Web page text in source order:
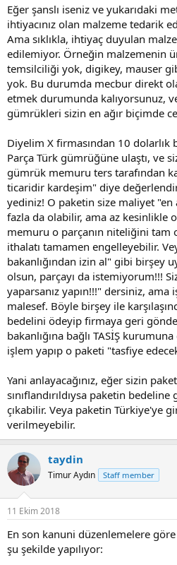
Eğer şanslı iseniz ve yukarıdaki
ihtiyacınız olan malzeme tedarik
Ama sıklıkla, ihtiyaç duyulan
edilemiyor. Örneğin malzemenin
temsilciliği yok, digikey, mauser
yok. Bu durumda mecbur direkt
etmek durumunda kalıyorsunuz,
gümrükleri sizin en ağır biçimde
Diyelim X firmasından 10 dolarlık
Parça Türk gümrüğüne ulaştı, ve
gümrük memuru ters tarafından
ticaridir kardeşim" diye
yediniz! O paketin size maliyet "en
fazla da olabilir, ama az kesinlikle
memuru o parçanın niteliğini tam
ithalatı tamamen engelleyebilir.
bakanlığından izin al" gibi birşey
olsun, parçayı da istemiyorum!!!
yaparsanız yapın!!!" dersiniz,
malesef. Böyle birşey ile
bedelini ödeyip firmaya geri
bakanlığına bağlı TASİŞ
işlem yapıp o paketi "tasfiye
Yani anlayacağınız, eğer sizin
sınıflandırıldıysa paketin
çıkabilir. Veya paketin Türkiye'ye
verilmeyebilir.
taydin
Timur Aydın Staff member
11 Ekim 2018
En son kanuni düzenlemelere
şu şekilde yapılıyor: